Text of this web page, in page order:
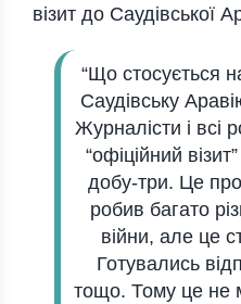
візит до Саудівської
“Що стосується
Саудівську
Журналісти і всі
“офіційний
добу-три. Це
робив багато
війни, але це
Готувались
тощо. Тому це не